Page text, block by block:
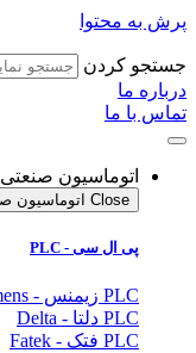
پرش به محتوا
جستجو کردن
درباره ما
تماس با ما
اتوماسیون صنعتی
Close اتوماسیون صنعتی
پی ال سی - PLC
PLC زیمنس - Siemens
PLC دلتا - Delta
PLC فتک - Fatek